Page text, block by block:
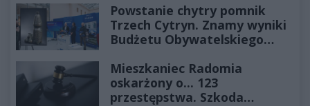
Powstanie chytry pomnik
Trzech Cytryn. Znamy wyniki
Budżetu Obywatelskiego
Mieszkaniec Radomia
oskarżony o... 123
przestępstwa. Szkoda